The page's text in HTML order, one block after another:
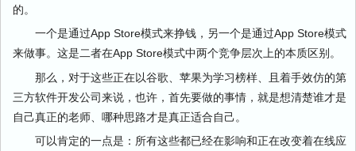
的。
一个是通过App Store模式来挣钱，另一个是通过App Store模式
来做事。这是二者在App Store模式中两个竞争层次上的本质区别。
那么，对于这些正在以谷歌、苹果为学习榜样、且着手效仿的第
三方软件开发公司来说，也许，首先要做的事情，就是想清楚谁才是
自己真正的老师、哪种思路才是真正适合自己。
可以肯定的一点是：所有这些都已经在影响和正在改变着在线应